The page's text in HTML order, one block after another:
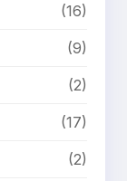
(16)
(9)
(2)
(17)
(2)